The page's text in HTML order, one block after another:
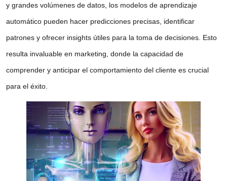
y grandes volúmenes de datos, los modelos de aprendizaje
automático pueden hacer predicciones precisas, identificar
patrones y ofrecer insights útiles para la toma de decisiones. Esto
resulta invaluable en marketing, donde la capacidad de
comprender y anticipar el comportamiento del cliente es crucial
para el éxito.